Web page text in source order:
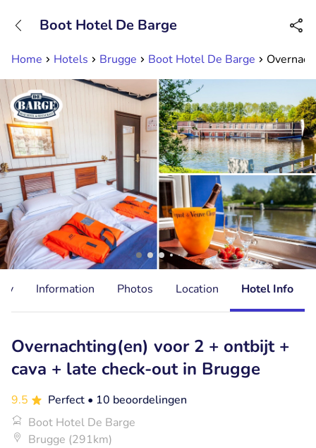
Available until 23:00
Home Hotels Brugge Boot Hotel De Barge
Boot Hotel De Barge
Information Photos Location Hotel Info
Overnachting(en) voor 2 + ontbijt +
cava + late check-out in Brugge
9.5 Perfect • 10 beoordelingen
Boot Hotel De Barge
Brugge (291km)